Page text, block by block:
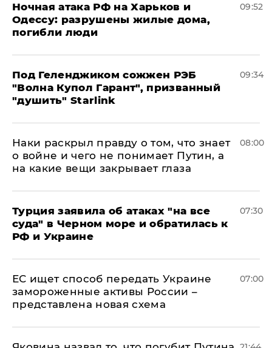
​Ночная атака РФ на Харьков и
Одессу: разрушены жилые дома,
погибли люди
09:52
Под Геленджиком сожжен РЭБ
"Волна Купол Гарант", призванный
"душить" Starlink
09:34
Наки раскрыл правду о том, что знает
о войне и чего не понимает Путин, а
на какие вещи закрывает глаза
08:00
Турция заявила об атаках "на все
суда" в Черном море и обратилась к
РФ и Украине
07:30
ЕС ищет способ передать Украине
замороженные активы России –
представлена новая схема
07:00